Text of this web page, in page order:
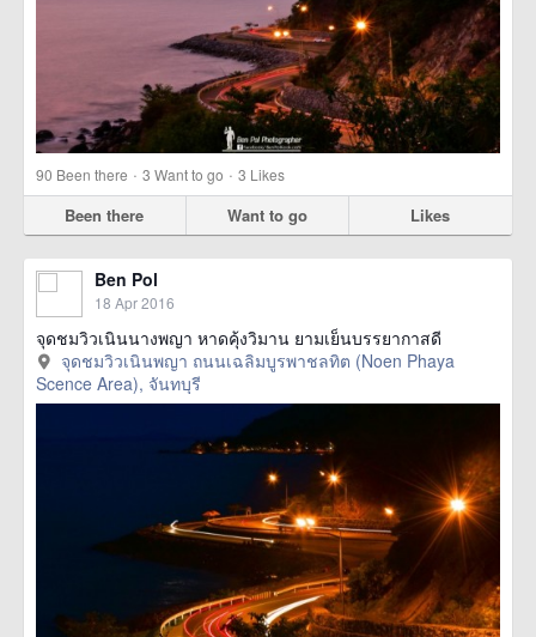
90 Been there · 3 Want to go · 3 Likes
Been there Want to go Likes
Ben Pol
18 Apr 2016
จุดชมวิวเนินนางพญา หาดคุ้งวิมาน ยามเย็นบรรยากาสดี
จุดชมวิวเนินพญา ถนนเฉลิมบูรพาชลทิต (Noen Phaya
Scence Area), จันทบุรี